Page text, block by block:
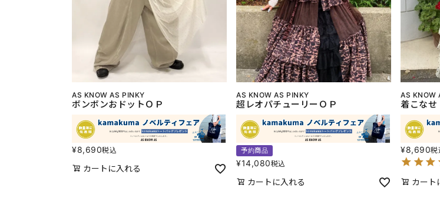
AS KNOW AS PINKY
ボンボンおドットＯＰ
¥8,690税込
カートに入れる
AS KNOW AS PINKY
超レオパチューリーＯＰ
予約商品
¥14,080税込
カートに入れる
AS KNOW
着こなせ
¥8,690税
カート